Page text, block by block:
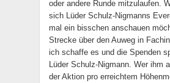
oder andere Runde mitzulaufen.
sich Lüder Schulz-Nigmanns
mal ein bisschen anschauen
Strecke über den Auweg in
ich schaffe es und die Spenden
Lüder Schulz-Nigmann. Wer ihm
der Aktion pro erreichtem